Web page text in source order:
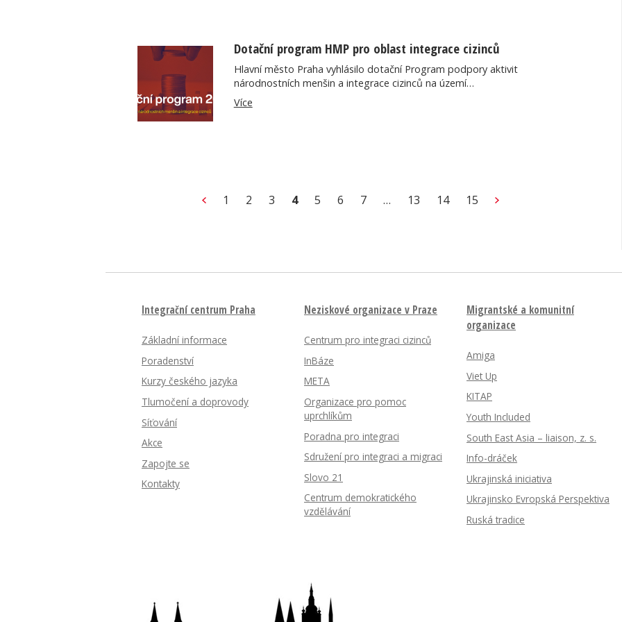
Dotační program HMP pro oblast integrace cizinců
Hlavní město Praha vyhlásilo dotační Program podpory aktivit
národnostních menšin a integrace cizinců na území…
Více
1 2 3 4 5 6 7 … 13 14 15
Integrační centrum Praha
Základní informace
Poradenství
Kurzy českého jazyka
Tlumočení a doprovody
Síťování
Akce
Zapojte se
Kontakty
Neziskové organizace v Praze
Centrum pro integraci cizinců
InBáze
META
Organizace pro pomoc
uprchlíkům
Poradna pro integraci
Sdružení pro integraci a migraci
Slovo 21
Centrum demokratického
vzdělávání
Migrantské a komunitní
organizace
Amiga
Viet Up
KITAP
Youth Included
South East Asia – liaison, z. s.
Info-dráček
Ukrajinská iniciativa
Ukrajinsko Evropská Perspektiva
Ruská tradice